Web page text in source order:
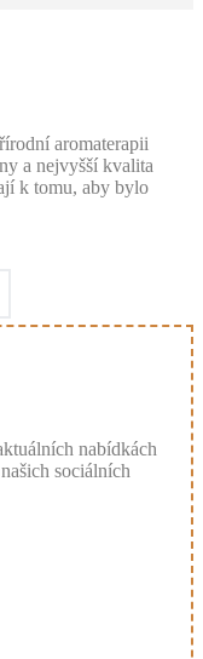
aromaterapii
a nejvyšší kvalita
k tomu, aby bylo
nabídkách
sociálních